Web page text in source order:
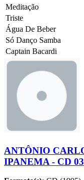
Meditação
Triste
Água De Beber
Só Danço Samba
Captain Bacardi
ANTÔNIO
IPANEMA - CD 03